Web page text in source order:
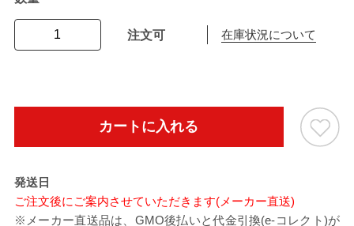
注文可 在庫状況について
カートに入れる
発送日
ご注文後にご案内させていただきます(メーカー直送)
※メーカー直送品は、GMO後払いと代金引換(e-コレクト)が